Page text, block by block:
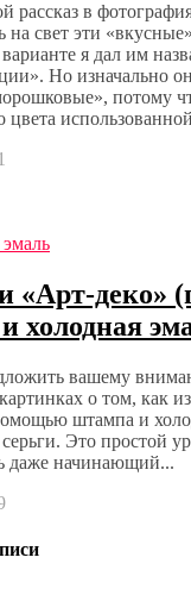
рассказ в
на свет эти
я дал им
Но изначально
потому
цвета
«Арт-деко»
холодная
вашему
о том, как
штампа и
Это простой
даже начинающий...